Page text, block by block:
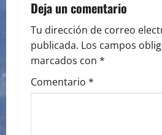
a
v
i
g
Deja un comentario
Tu dirección de correo
publicada. Los campos
marcados con *
Comentario *